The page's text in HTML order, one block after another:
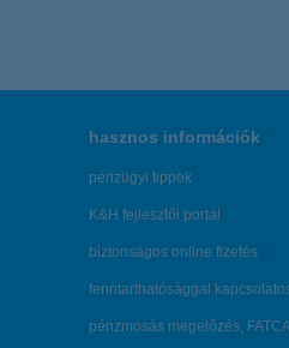
hasznos információk
pénzügyi tippek
K&H fejlesztői portál
biztonságos online fizetés
fenntarthatósággal
pénzmosás megelőzés,